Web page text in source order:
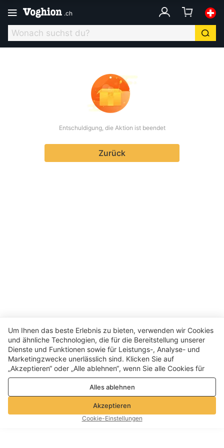
.ch
Entschuldigung, die Aktion ist beendet
Zurück
Um Ihnen das beste Erlebnis zu bieten, verwenden wir Cookies
und ähnliche Technologien, die für die Bereitstellung unserer
Dienste und Funktionen sowie für Leistungs-, Analyse- und
Marketingzwecke unerlässlich sind. Klicken Sie auf
„Akzeptieren“ oder „Alle ablehnen“, wenn Sie alle Cookies für
Leistungs-, Analyse- und Marketingzwecke zulassen oder
ablehnen möchten. Weitere Informationen finden Sie in unserer
Datenschutz- und Cookie-Richtlinie
Alles ablehnen
Akzeptieren
Cookie-Einstellungen